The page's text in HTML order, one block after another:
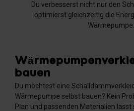
Du verbesserst nicht nur den
optimierst gleichzeitig die
Wärmepumpe.
bauen
Du möchtest eine
Wärmepumpe selbst bauen? Kein
Plan und passenden Materialien